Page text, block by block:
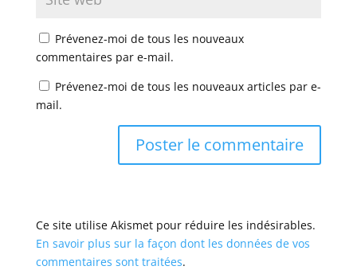
Prévenez-moi de tous les nouveaux
commentaires par e-mail.
Prévenez-moi de tous les nouveaux articles par e-
mail.
Ce site utilise Akismet pour réduire les indésirables.
En savoir plus sur la façon dont les données de vos
commentaires sont traitées.